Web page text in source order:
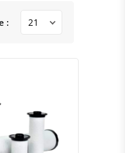
: